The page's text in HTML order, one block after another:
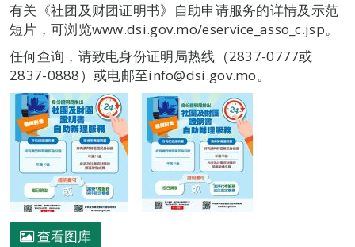
有关《社团及财团证明书》自助申请服务的详情及示范
短片，可浏览www.dsi.gov.mo/eservice_asso_c.jsp。
任何查询，请致电身份证明局热线（2837-0777或
2837-0888）或电邮至info@dsi.gov.mo。
查看图库